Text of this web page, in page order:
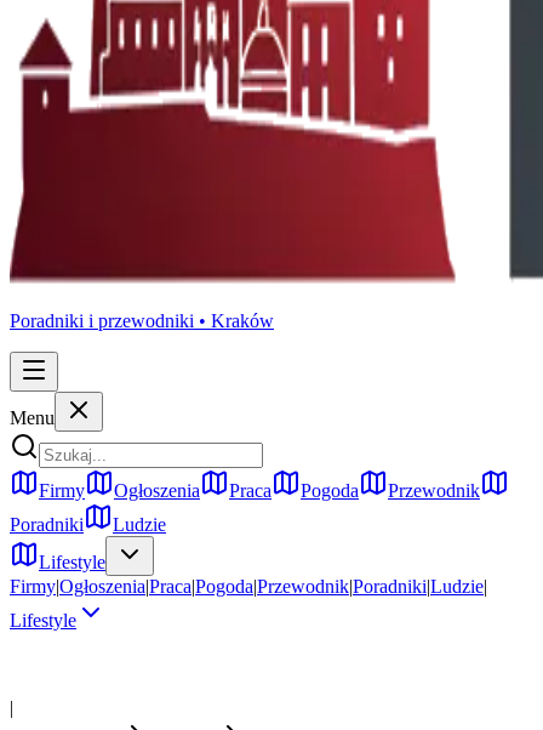
Poradniki i przewodniki • Kraków
Menu
Firmy Ogłoszenia Praca Pogoda
Przewodnik
Poradniki
Ludzie
Lifestyle
Firmy|Ogłoszenia|Praca|Pogoda|Przewodnik|Poradniki|Ludzie|
Lifestyle
|